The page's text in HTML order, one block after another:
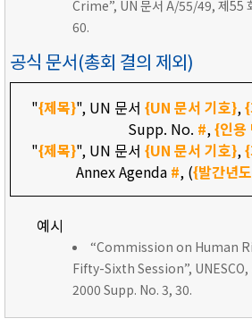
Crime”, UN 문서 A/55/49, 제55
60.
공식 문서(총회 결의 제외)
"{제목}", UN 문서 {UN 문서 기호},
Supp. No. #,{인용
"{제목}", UN 문서 {UN 문서 기호},
Annex Agenda #, ({발간년
예시
“Commission on Human
Fifty-Sixth Session”,
2000 Supp. No. 3, 30.